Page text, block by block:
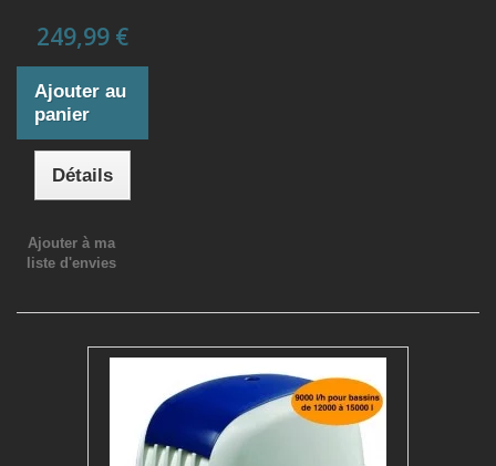
249,99 €
Ajouter au
panier
Détails
Ajouter à ma
liste d'envies